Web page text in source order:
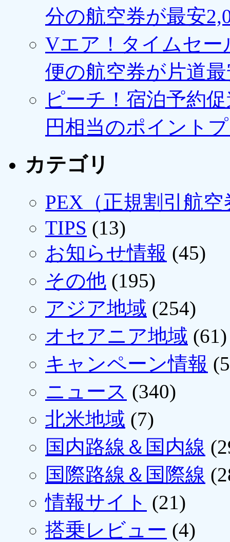
分の航空券が最安
Vエア！タイムセー
便の航空券が片道最
ピーチ！宿泊予約
円相当のポイント
カテゴリ
PEX（正規割引航空
TIPS (13)
お知らせ情報 (45)
その他 (195)
アジア地域 (254)
オセアニア地域 (61)
キャンペーン情報
ニュース (340)
北米地域 (7)
国内路線＆国内線
国際路線＆国際線
情報サイト (21)
搭乗レビュー (4)